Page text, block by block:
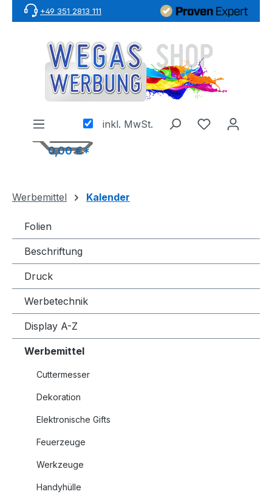
Zum Hauptinhalt springen
+49 351 2813 111
inkl. MwSt.
0,00 €*
Werbemittel Kalender
Folien
Beschriftung
Druck
Werbetechnik
Display A-Z
Werbemittel
Cuttermesser
Dekoration
Elektronische Gifts
Feuerzeuge
Werkzeuge
Handyhülle